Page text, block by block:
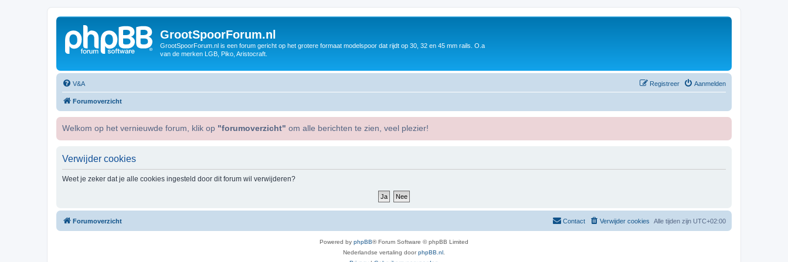
GrootSpoorForum.nl
GrootSpoorForum.nl is een forum gericht op het grotere formaat modelspoor dat rijdt op 30, 32 en 45 mm rails. O.a
van de merken LGB, Piko, Aristocraft.
V&A Aanmelden
Registreer
Forumoverzicht
Welkom op het vernieuwde forum, klik op "forumoverzicht" om alle berichten te zien, veel plezier!
Verwijder cookies
Weet je zeker dat je alle cookies ingesteld door dit forum wil verwijderen?
Forumoverzicht Alle tijden zijn UTC+02:00
Verwijder cookies
Contact
Powered by phpBB® Forum Software © phpBB Limited
Nederlandse vertaling doorphpBB.nl